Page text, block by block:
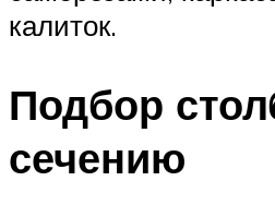
калиток.
Подбор
сечению